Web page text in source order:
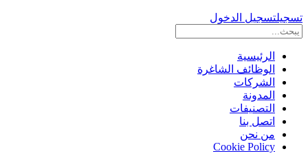
تسجيلتسجيل الدخول
الرئيسية
الوظائف الشاغرة
الشركات
المدونة
التصنيفات
اتصل بنا
من نحن
Cookie Policy